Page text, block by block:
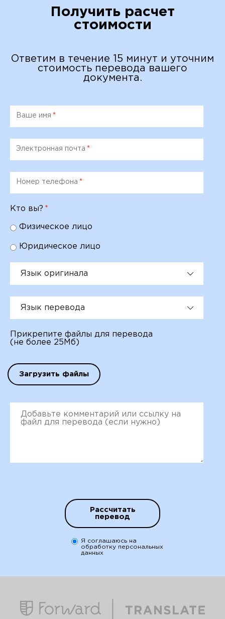
Получить расчет
стоимости
Ответим в течение 15 минут и уточним
стоимость перевода вашего
документа.
Ваше имя *
Электронная почта *
Номер телефона *
Кто вы? *
Физическое лицо
Юридическое лицо
Язык оригинала
Язык перевода
Прикрепите файлы для перевода
(не более 25Мб)
Загрузить файлы
Рассчитать
перевод
Я соглашаюсь на
обработку персональных
данных